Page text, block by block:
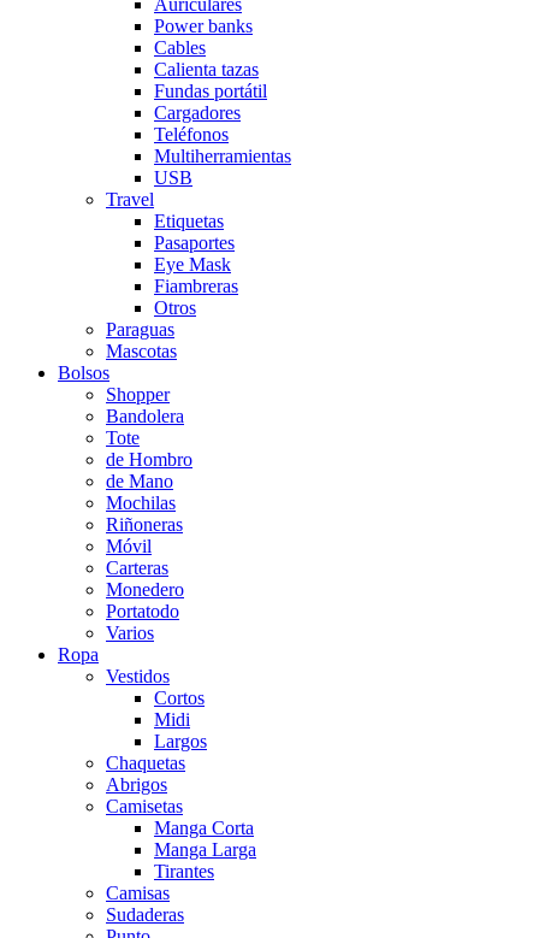
Power banks
Cables
Calienta tazas
Fundas portátil
Cargadores
Teléfonos
Multiherramientas
USB
Travel
Etiquetas
Pasaportes
Eye Mask
Fiambreras
Otros
Paraguas
Mascotas
Bolsos
Shopper
Bandolera
Tote
de Hombro
de Mano
Mochilas
Riñoneras
Móvil
Carteras
Monedero
Portatodo
Varios
Ropa
Vestidos
Cortos
Midi
Largos
Chaquetas
Abrigos
Camisetas
Manga Corta
Manga Larga
Tirantes
Camisas
Sudaderas